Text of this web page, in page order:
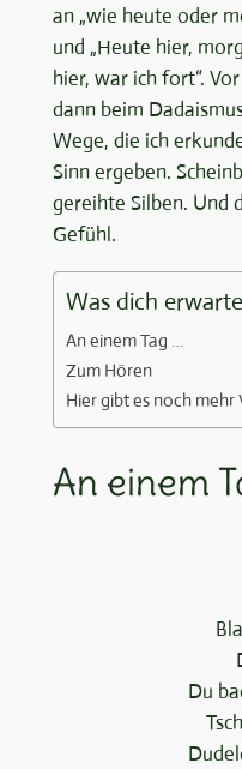
an „wie heute oder
und „Heute hier,
hier, war ich fort“.
dann beim
Wege, die ich
Sinn ergeben.
gereihte Silben. Und
Gefühl.
Was dich
An einem Tag …
Zum Hören
Hier gibt es noch
An einem
Du